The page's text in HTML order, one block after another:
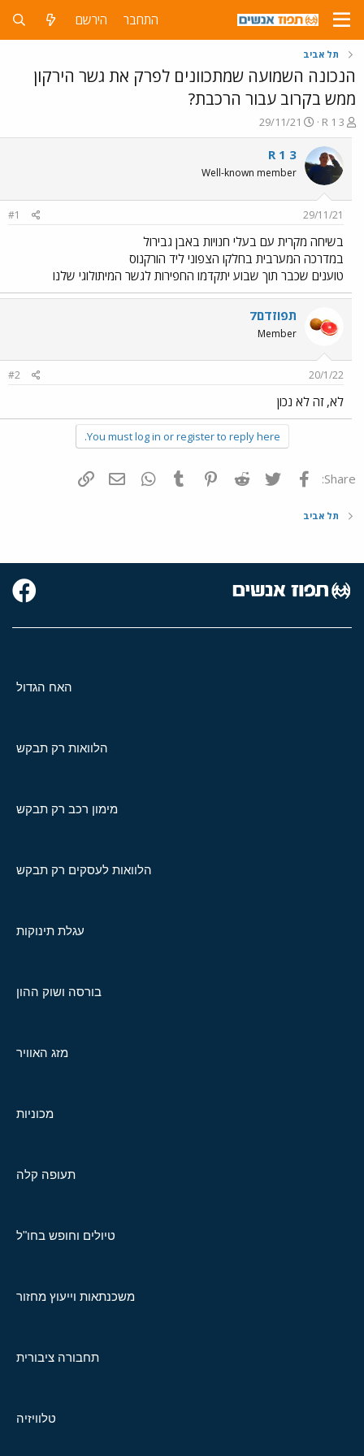
התחבר הירשם
תל אביב
הנכונה השמועה שמתכוונים לפרק את גשר הירקון
ממש בקרוב עבור הרכבת?
פ
ו
ח
ה
ש
א
R 1 3
פ
ו
ר
ך
29/11/21
R 1 3
Well-known member
29/11/21
#1
בשיחה מקרית עם בעלי חנויות באבן גבירול
במדרכה המערבית בחלקו הצפוני ליד הורקנוס
טוענים שכבר תוך שבוע יתקדמו החפירות לגשר המיתולוגי שלנו
תפוזדם7
Member
20/1/22
#2
לא, זה לא נכון
You must log in or register to reply here.
Share: פייסבוק Twitter
Reddit
Pinterest
Tumblr
WhatsAppדואר אלקטרוני
תל אביב
האח הגדול
הלוואות רק תבקש
מימון רכב רק תבקש
הלוואות לעסקים רק תבקש
עגלת תינוקות
בורסה ושוק ההון
מזג האוויר
מכוניות
תעופה קלה
טיולים וחופש בחו"ל
משכנתאות וייעוץ מחזור
תחבורה ציבורית
טלוויזיה